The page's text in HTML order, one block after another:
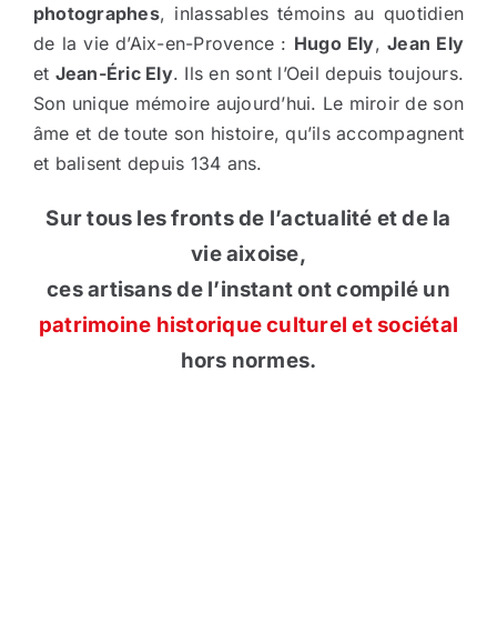
photographes, inlassables témoins au quotidien
de la vie d’Aix-en-Provence : Hugo Ely,Jean Ely
et Jean-Éric Ely. Ils en sont l’Oeil depuis toujours.
Son unique mémoire aujourd’hui. Le miroir de son
âme et de toute son histoire, qu’ils accompagnent
et balisent depuis 134 ans.
Sur tous les fronts de l’actualité et de la
vie aixoise,
ces artisans de l’instant ont compilé un
patrimoine historique culturel et sociétal
hors normes.